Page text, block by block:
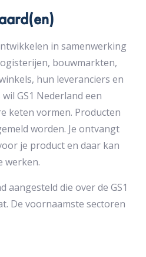
in samenwerking
bouwmarkten,
hun leveranciers en
GS1 Nederland een
keten vormen. Producten
worden. Je ontvangt
je product en daar kan
werken.
aangesteld die over de GS1
De voornaamste sectoren